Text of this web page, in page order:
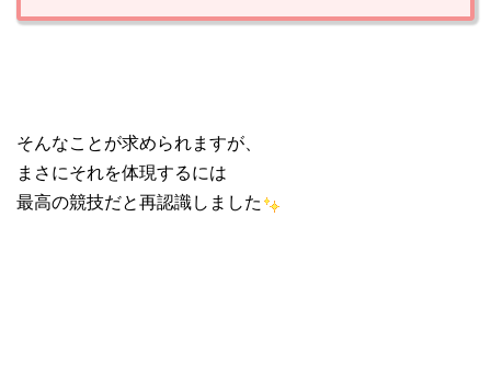
そんなことが求められますが、
まさにそれを体現するには
最高の競技だと再認識しました